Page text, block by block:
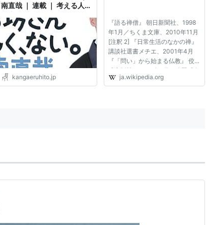
南直哉 ｜ 連載 ｜ 考える人
kangaeruhito.jp
『語る禅僧』 朝日新聞社、1998
年1月／ちくま文庫、2010年11月
[注釈 2] 『日常生活のなかの禅』
講談社選書メチエ、2001年4月
『「問い」から始まる仏教』 佼
成出版社、2004年1月／改題『自
分をみつめる禅問答』 角川ソフ
ja.wikipedia.org